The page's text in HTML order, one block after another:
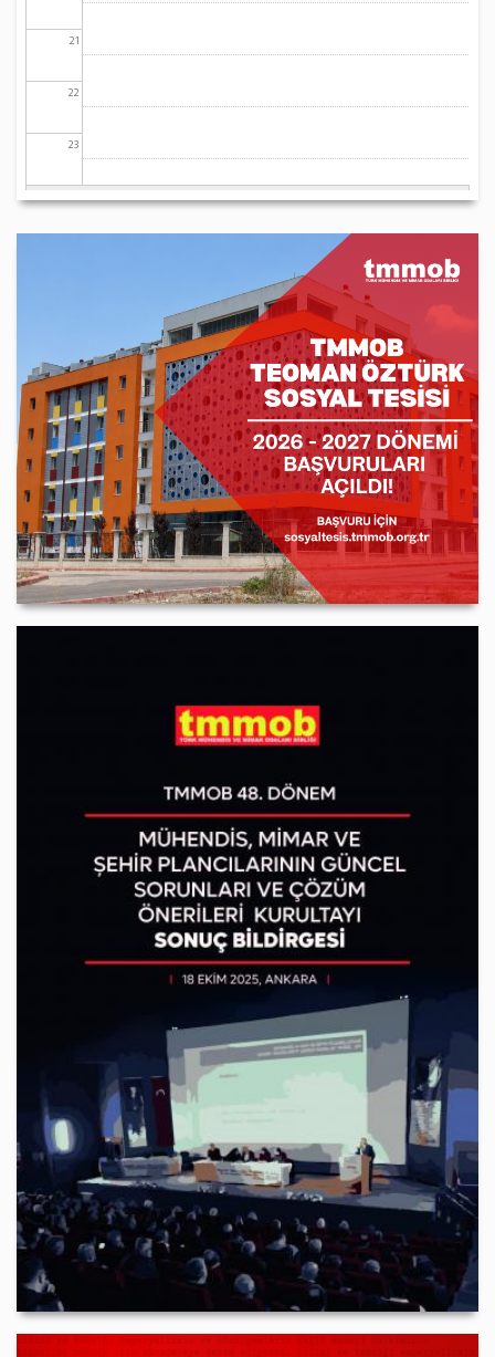
21
22
23